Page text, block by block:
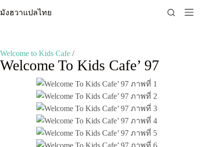
to
มังฮวาแปลไทย
Welcome to Kids Cafe /
Welcome To Kids Cafe’ 97